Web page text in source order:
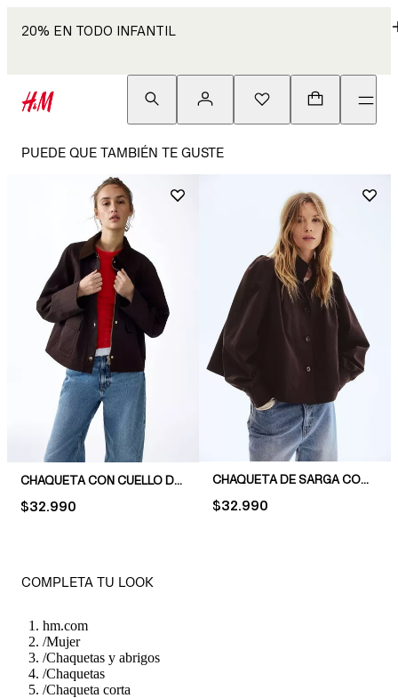
20% EN TODO INFANTIL
PUEDE QUE TAMBIÉN TE GUSTE
CHAQUETA CON CUELLO DE COTELÉ
PRICE:
$32.990
CHAQUETA DE SARGA CON MANGAS GLOBO
PRICE:
$32.990
COMPLETA TU LOOK
hm.com
/Mujer
/Chaquetas y abrigos
/Chaquetas
/Chaqueta corta